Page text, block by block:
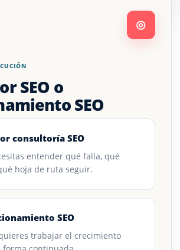
◎
SEO o
SEO
consultoría SEO
entender qué falla, qué
hoja de ruta seguir.
SEO
trabajar el crecimiento